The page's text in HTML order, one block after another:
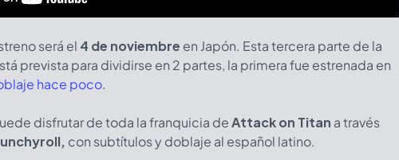
será el 4 de noviembre en Japón. Esta tercera parte de la
prevista para dividirse en 2 partes, la primera fue estrenada en
hace poco.
disfrutar de toda la franquicia deAttack on Titan a través
con subtítulos y doblaje al español latino.